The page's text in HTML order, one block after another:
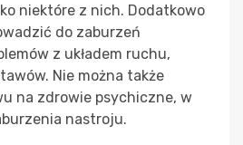
niektóre z nich. Dodatkowo
do zaburzeń
z układem ruchu,
Nie można także
na zdrowie psychiczne, w
nastroju.